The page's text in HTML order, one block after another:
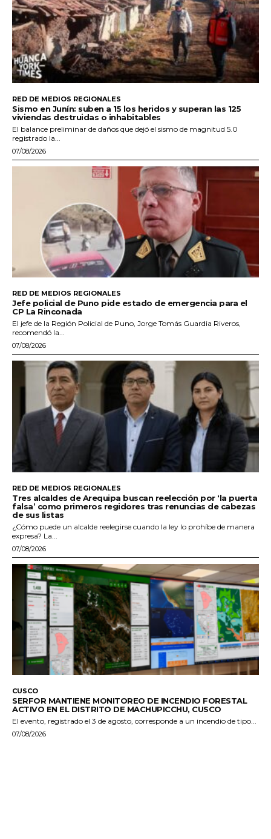
RED DE MEDIOS REGIONALES
Sismo en Junín: suben a 15 los heridos y superan las 125
viviendas destruidas o inhabitables
El balance preliminar de daños que dejó el sismo de magnitud 5.0
registrado la...
07/08/2026
RED DE MEDIOS REGIONALES
Jefe policial de Puno pide estado de emergencia para el
CP La Rinconada
El jefe de la Región Policial de Puno, Jorge Tomás Guardia Riveros,
recomendó la...
07/08/2026
RED DE MEDIOS REGIONALES
Tres alcaldes de Arequipa buscan reelección por ‘la puerta
falsa’ como primeros regidores tras renuncias de cabezas
de sus listas
¿Cómo puede un alcalde reelegirse cuando la ley lo prohíbe de manera
expresa? La...
07/08/2026
CUSCO
SERFOR MANTIENE MONITOREO DE INCENDIO FORESTAL
ACTIVO EN EL DISTRITO DE MACHUPICCHU, CUSCO
El evento, registrado el 3 de agosto, corresponde a un incendio de tipo...
07/08/2026